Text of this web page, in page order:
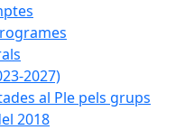
2027)
al Ple pels grups
2018